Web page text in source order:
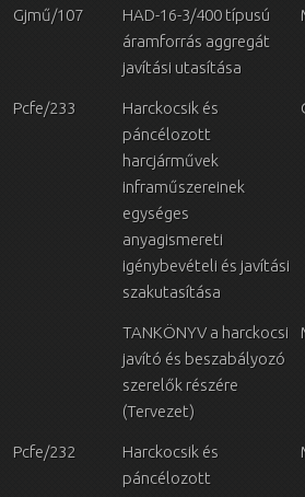
Gjmű/107
HAD-16-3/400 típusú
áramforrás aggregát
javítási utasítása
Pcfe/233
Harckocsik és
páncélozott
harcjárművek
inframűszereinek
egységes
anyagismereti
igénybevételi és javítási
szakutasítása
TANKÖNYV a harckocsi
javító és beszabályozó
szerelők részére
(Tervezet)
Pcfe/232
Harckocsik és
páncélozott